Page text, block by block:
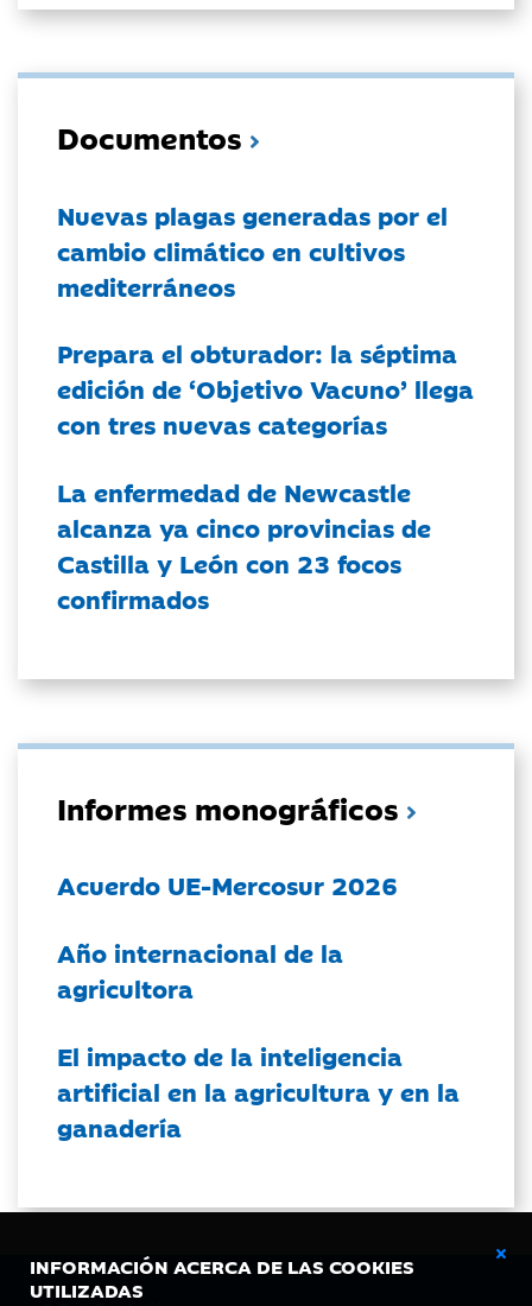
INFORMACIÓN ACERCA DE LAS COOKIES
UTILIZADAS
Documentos
Nuevas plagas generadas por el
cambio climático en cultivos
mediterráneos
Prepara el obturador: la séptima
edición de ‘Objetivo Vacuno’ llega
con tres nuevas categorías
La enfermedad de Newcastle
alcanza ya cinco provincias de
Castilla y León con 23 focos
confirmados
Informes monográficos
Acuerdo UE-Mercosur 2026
Año internacional de la
agricultora
El impacto de la inteligencia
artificial en la agricultura y en la
ganadería